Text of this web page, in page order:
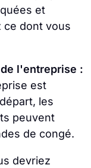
et
ce dont vous
l'entreprise :
est
les
peuvent
de congé.
devriez